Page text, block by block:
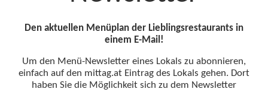
Den aktuellen Menüplan der Lieblingsrestaurants in
einem E-Mail!
Um den Menü-Newsletter eines Lokals zu abonnieren,
einfach auf den mittag.at Eintrag des Lokals gehen. Dort
haben Sie die Möglichkeit sich zu dem Newsletter